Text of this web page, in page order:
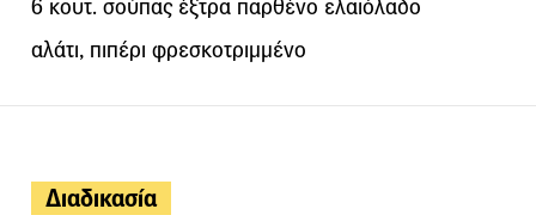
6 κουτ. σούπας έξτρα παρθένο ελαιόλαδο
αλάτι, πιπέρι φρεσκοτριμμένο
Διαδικασία